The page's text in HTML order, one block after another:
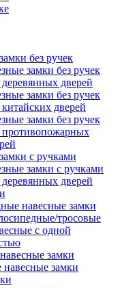
без ручек
замки без ручек
деревянных дверей
замки без ручек
китайских дверей
замки без ручек
противопожарных
с ручками
замки с ручками
деревянных дверей
навесные замки
тросовые
с одной
замки
замки